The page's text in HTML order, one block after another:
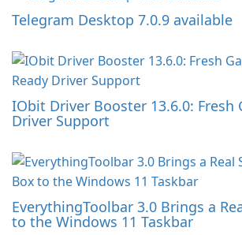
Telegram Desktop 7.0.9 available
IObit Driver Booster 13.6.0: Fresh
Driver Support
EverythingToolbar 3.0 Brings a
to the Windows 11 Taskbar